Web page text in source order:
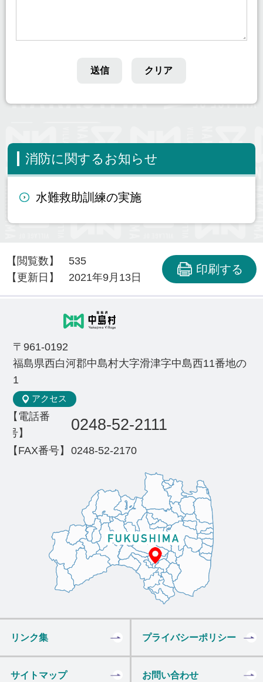
消防に関するお知らせ
水難救助訓練の実施
【閲覧数】
535
【更新日】
2021年9月13日
印刷する
〒961-0192
福島県西白河郡中島村大字滑津字中島西11番地の
1
アクセス
【電話番
号】
0248-52-2111
【FAX番号】 0248-52-2170
リンク集 プライバシーポリシー
サイトマップ お問い合わせ